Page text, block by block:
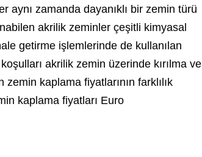
aynı zamanda dayanıklı bir zemin türü
akrilik zeminler çeşitli kimyasal
getirme işlemlerinde de kullanılan
akrilik zemin üzerinde kırılma ve
kaplama fiyatlarının farklılık
kaplama fiyatları Euro